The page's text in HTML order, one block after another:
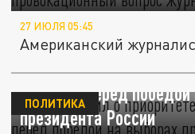
27 ИЮЛЯ 05:45
Американский
Путин заявил о
граждан перед победой
президента России
ПОЛИТИКА